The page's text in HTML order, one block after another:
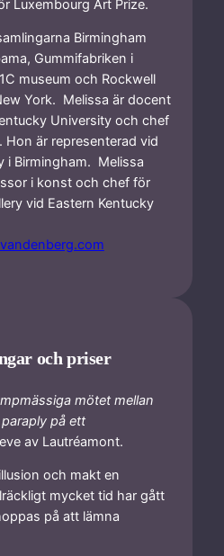
Luxembourg Art Prize.
Birmingham
Gummifabriken i
museum och Rockwell
York. Melissa är docent
University och chef
Hon är representerad vid
i Birmingham. Melissa
i konst och chef för
vid Eastern Kentucky
och priser
mötet mellan
på ett
av Lautréamont.
och makt en
mycket tid har gått
på att lämna